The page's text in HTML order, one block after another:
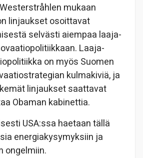
mukaan
linjaukset osoittavat
selvästi aiempaa laaja-
Laaja-
on myös Suomen
kulmakiviä, ja
linjaukset saattavat
Obaman kabinettia.
USA:ssa haetaan tällä
energiakysymyksiin ja
ongelmiin.